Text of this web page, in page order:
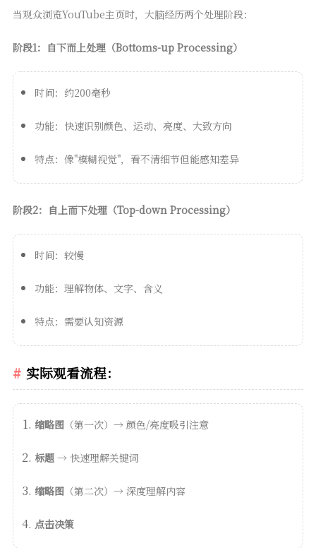
当观众浏览YouTube主页时，大脑经历两个处理阶段：
阶段1：自下而上处理（Bottoms-up Processing）
时间：约200毫秒
功能：快速识别颜色、运动、亮度、大致方向
特点：像"模糊视觉"，看不清细节但能感知差异
阶段2：自上而下处理（Top-down Processing）
时间：较慢
功能：理解物体、文字、含义
特点：需要认知资源
实际观看流程：
缩略图（第一次）→ 颜色/亮度吸引注意
标题→ 快速理解关键词
缩略图（第二次）→ 深度理解内容
点击决策